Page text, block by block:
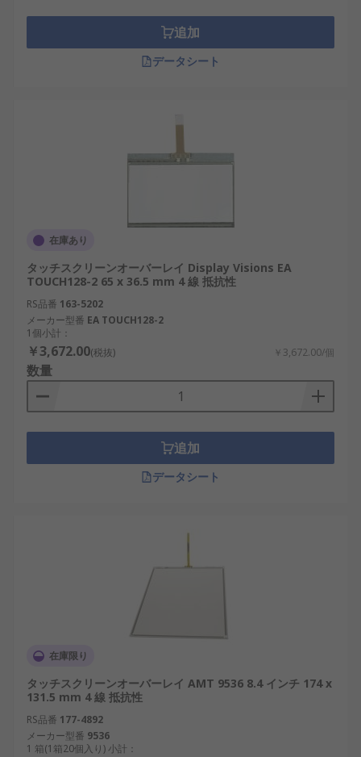
追加
データシート
在庫あり
タッチスクリーンオーバーレイ Display Visions EA
TOUCH128-2 65 x 36.5 mm 4 線 抵抗性
RS品番 163-5202
メーカー型番 EA TOUCH128-2
1個小計：
￥3,672.00(税抜) ￥3,672.00/個
数量
追加
データシート
在庫限り
タッチスクリーンオーバーレイ AMT 9536 8.4 インチ 174 x
131.5 mm 4 線 抵抗性
RS品番 177-4892
メーカー型番 9536
1 箱(1箱20個入り) 小計：